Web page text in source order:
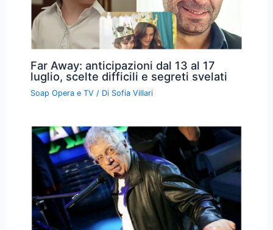
Far Away: anticipazioni dal 13 al 17
luglio, scelte difficili e segreti svelati
Soap Opera e TV / Di Sofia Villari